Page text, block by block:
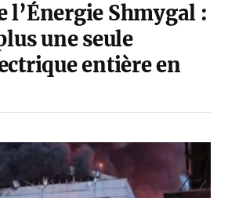
l’Énergie Shmygal :
une seule
entière en